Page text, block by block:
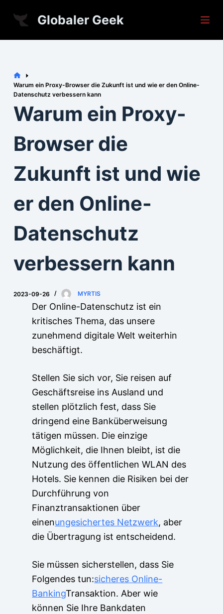
S
i
o
c
o
n
Globaler Geek
Home
Warum ein Proxy-Browser die Zukunft ist und wie er den Online-
Datenschutz verbessern kann
Warum ein Proxy-
Browser die
Zukunft ist und wie
er den Online-
Datenschutz
verbessern kann
2023-09-26 MYRTIS
Der Online-Datenschutz ist ein
kritisches Thema, das unsere
zunehmend digitale Welt weiterhin
beschäftigt.
Stellen Sie sich vor, Sie reisen auf
Geschäftsreise ins Ausland und
stellen plötzlich fest, dass Sie
dringend eine Banküberweisung
tätigen müssen. Die einzige
Möglichkeit, die Ihnen bleibt, ist die
Nutzung des öffentlichen WLAN des
Hotels. Sie kennen die Risiken bei der
Durchführung von
Finanztransaktionen über
einenungesichertes Netzwerk, aber
die Übertragung ist entscheidend.
Sie müssen sicherstellen, dass Sie
Folgendes tun:sicheres Online-
BankingTransaktion. Aber wie
können Sie Ihre Bankdaten